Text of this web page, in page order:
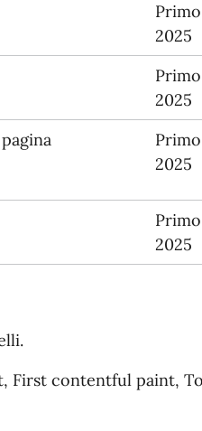
2025
2025
2025
2025
First contentful paint,